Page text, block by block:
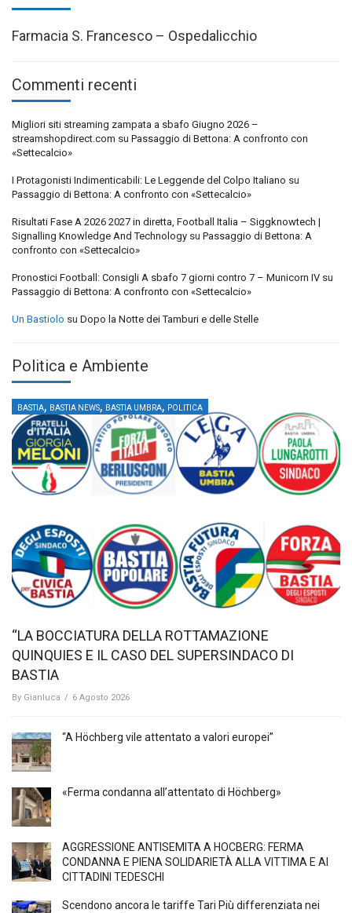
Farmacia S. Francesco – Ospedalicchio
Commenti recenti
Migliori siti streaming zampata a sbafo Giugno 2026 –
streamshopdirect.com su Passaggio di Bettona: A confronto con
«Settecalcio»
I Protagonisti Indimenticabili: Le Leggende del Colpo Italiano su
Passaggio di Bettona: A confronto con «Settecalcio»
Risultati Fase A 2026 2027 in diretta, Football Italia – Siggknowtech |
Signalling Knowledge And Technology su Passaggio di Bettona: A
confronto con «Settecalcio»
Pronostici Football: Consigli A sbafo 7 giorni contro 7 – Municorn IV su
Passaggio di Bettona: A confronto con «Settecalcio»
Un Bastiolo su Dopo la Notte dei Tamburi e delle Stelle
Politica e Ambiente
BASTIA, BASTIA NEWS, BASTIA UMBRA, POLITICA
“LA BOCCIATURA DELLA ROTTAMAZIONE
QUINQUIES E IL CASO DEL SUPERSINDACO DI
BASTIA
By Gianluca / 6 Agosto 2026
“A Höchberg vile attentato a valori europei”
«Ferma condanna all’attentato di Höchberg»
AGGRESSIONE ANTISEMITA A HÖCBERG: FERMA
CONDANNA E PIENA SOLIDARIETÀ ALLA VITTIMA E AI
CITTADINI TEDESCHI
Scendono ancora le tariffe Tari Più differenziata nei